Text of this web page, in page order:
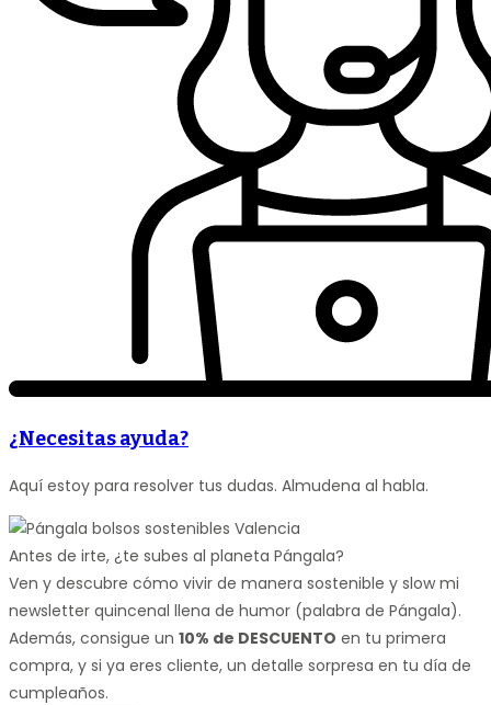
¿Necesitas ayuda?
Aquí estoy para resolver tus dudas. Almudena al habla.
Antes de irte, ¿te subes al planeta Pángala?
Ven y descubre cómo vivir de manera sostenible y slow mi
newsletter quincenal llena de humor (palabra de Pángala).
Además, consigue un 10% de DESCUENTO en tu primera
compra, y si ya eres cliente, un detalle sorpresa en tu día de
cumpleaños.